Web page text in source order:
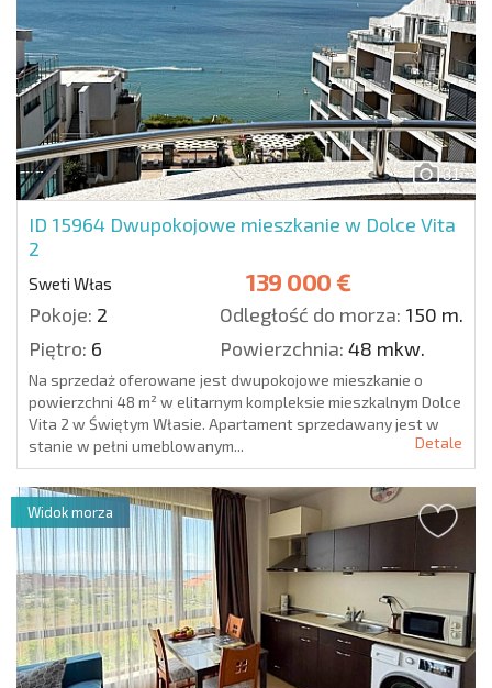
31
ID 15964 Dwupokojowe mieszkanie w Dolce Vita
2
Sweti Włas 139 000 €
Pokoje: 2 Odległość do morza: 150 m.
Piętro: 6 Powierzchnia: 48 mkw.
Na sprzedaż oferowane jest dwupokojowe mieszkanie o
powierzchni 48 m² w elitarnym kompleksie mieszkalnym Dolce
Vita 2 w Świętym Własie. Apartament sprzedawany jest w
stanie w pełni umeblowanym...
Detale
Widok morza